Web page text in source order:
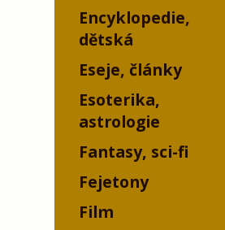
Encyklopedie,
dětská
Eseje, články
Esoterika,
astrologie
Fantasy, sci-fi
Fejetony
Film